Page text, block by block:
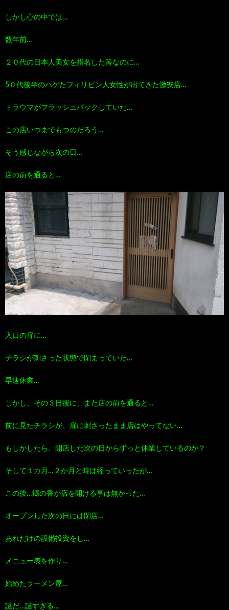
しかし心の中では…
数年前…
２０代の日本人美女を指名した筈なのに…
5０代後半のハゲたフィリピン人女性が出てきた激安店…
トラウマがフラッシュバックしていた…
この店いつまでもつのだろう…
そう感じながら次の日…
店の前を通ると…
入口の扉に…
チラシが刺さった状態で閉まっていた…
早速休業…
しかし、その３日後に、また店の前を通ると…
前に見たチラシが、扉に刺さったまま店はやってない…
もしかしたら、開店した次の日からずっと休業しているのか？
そして１カ月…２か月と時は経っていったが…
この後…郷の香が店を開ける事は無かった…
オープンした次の日には閉店…
あれだけの設備投資をし…
メニュー表を作り…
始めたラーメン屋…
謎だ…謎すぎる…